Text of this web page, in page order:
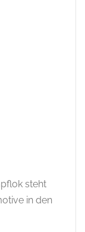
steht
in den